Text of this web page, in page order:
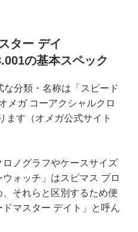
ター デイ
の基本スペック
分類・名称は「スピード
メガ コーアクシャルクロ
ます（オメガ公式サイト
ノグラフやケースサイズ
ォッチ」はスピマス プロ
それらと区別するため便
マスター デイト」と呼ん